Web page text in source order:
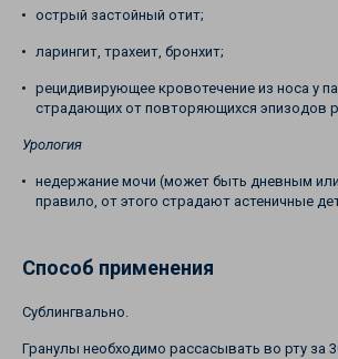
острый застойный отит;
ларингит, трахеит, бронхит;
рецидивирующее кровотечение из носа у
страдающих от повторяющихся эпизодов
Урология
недержание мочи (может быть дневным
правило, от этого страдают астеничные
Способ применения
Сублингвально.
Гранулы необходимо рассасывать во рту за